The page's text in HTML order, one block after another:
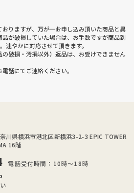
りますが、万が一お申し込み頂いた商品と異
が破損していた場合は、お手数ですが商品到
速やかに対応させて頂きます。
破損・汚損以外）返品は、お受けできません
話にてご連絡ください。
川県横浜市港北区新横浜3-2-3 EPIC TOWER
16階
電話受付時間：10時～18時